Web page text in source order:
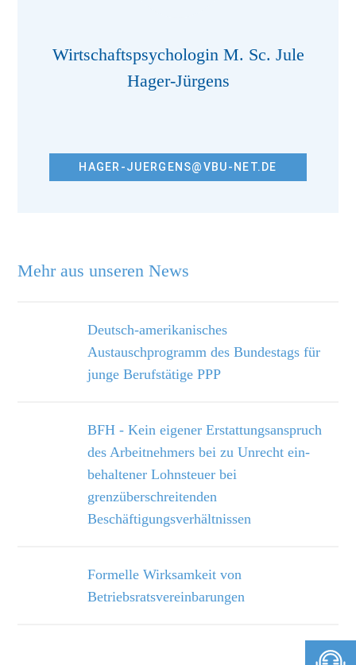
Mehr aus unseren News
Deutsch-amerikanisches
Austauschprogramm des Bundestags für
junge Berufs­tätige PPP
BFH - Kein eigener Erstattungsanspruch
des Arbeitnehmers bei zu Unrecht ein­
behaltener Lohnsteuer bei
grenzüberschreitenden
Beschäftigungsverhältnissen
Formelle Wirksamkeit von
Betriebsratsvereinbarungen
Wirtschaftspsychologin M. Sc. Jule
Hager-Jürgens
HAGER-JUERGENS@VBU-NET.DE